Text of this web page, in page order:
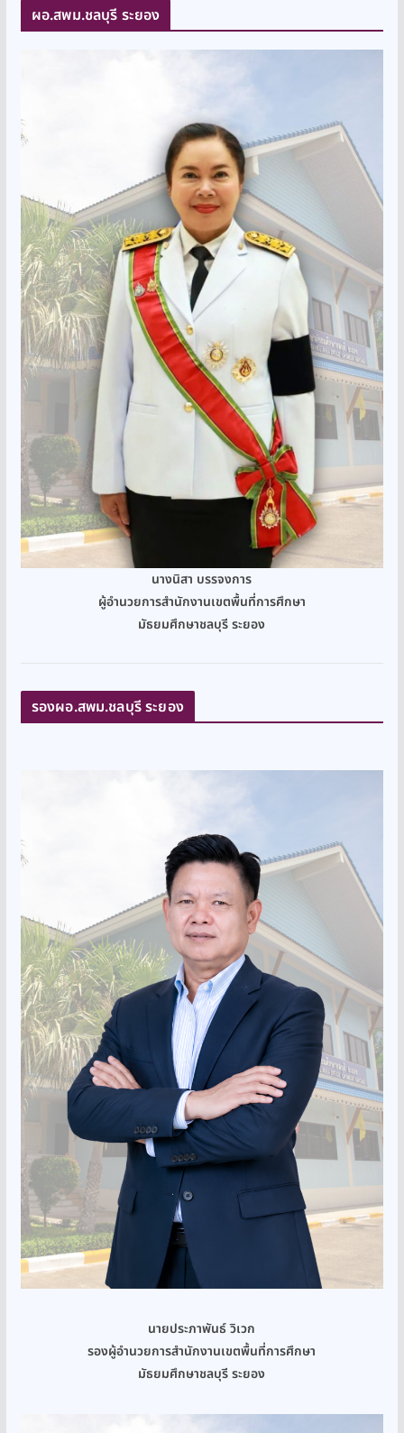
ผอ.สพม.ชลบุรี ระยอง
นางนิสา บรรจงการ
ผู้อำนวยการสำนักงานเขตพื้นที่การศึกษา
มัธยมศึกษาชลบุรี ระยอง
รองผอ.สพม.ชลบุรี ระยอง
นายประภาพันธ์ วิเวก
รองผู้อำนวยการสำนักงานเขตพื้นที่การศึกษา
มัธยมศึกษาชลบุรี ระยอง